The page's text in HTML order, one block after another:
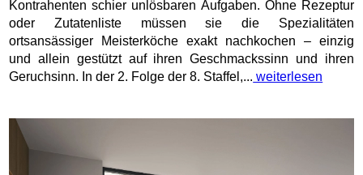
Kontrahenten schier unlösbaren Aufgaben. Ohne Rezeptur
oder Zutatenliste müssen sie die Spezialitäten
ortsansässiger Meisterköche exakt nachkochen – einzig
und allein gestützt auf ihren Geschmackssinn und ihren
Geruchsinn. In der 2. Folge der 8. Staffel,... weiterlesen